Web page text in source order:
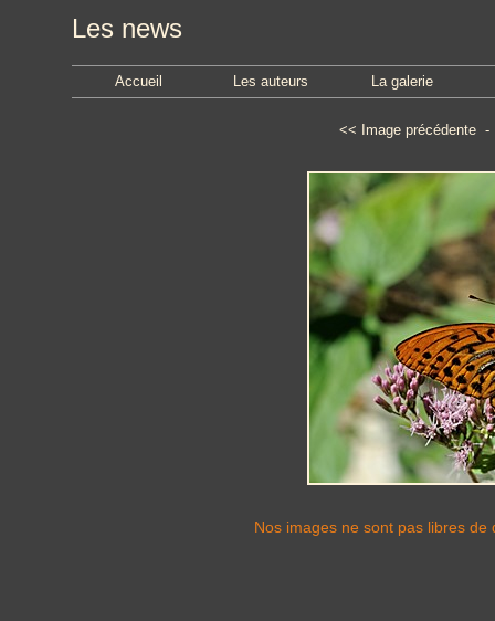
Les news
Accueil Les auteurs La galerie
<< Image précédente
Nos images ne sont pas libres